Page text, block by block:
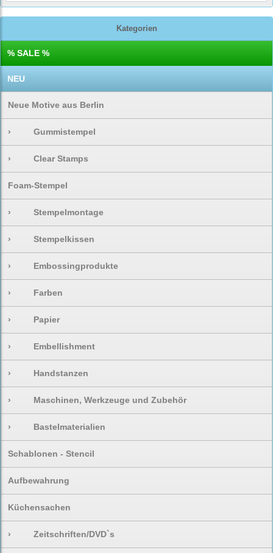
Kategorien
% SALE %
NEU
Neue Motive aus Berlin
› Gummistempel
› Clear Stamps
Foam-Stempel
› Stempelmontage
› Stempelkissen
› Embossingprodukte
› Farben
› Papier
› Embellishment
› Handstanzen
› Maschinen, Werkzeuge und Zubehör
› Bastelmaterialien
Schablonen - Stencil
Aufbewahrung
Küchensachen
› Zeitschriften/DVD`s